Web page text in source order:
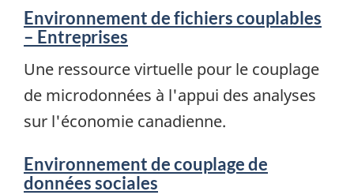
Environnement de fichiers couplables
– Entreprises
Une ressource virtuelle pour le couplage
de microdonnées à l'appui des analyses
sur l'économie canadienne.
Environnement de couplage de
données sociales